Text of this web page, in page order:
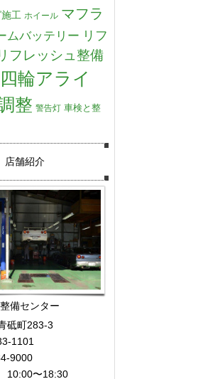
工 ホイール マフラ
ムバッテリー リフ
フレッシュ整備
四輪アライ
整 警告灯 車検と整
店舗紹介
備センター
砥町283-3
1101
9000
〜18:30